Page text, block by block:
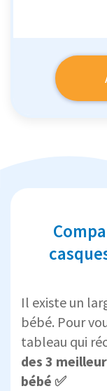
Il existe un
bébé. Pour
tableau qui
des 3
bébé ✅